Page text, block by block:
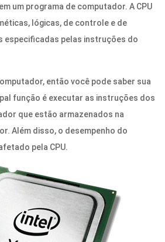
um programa de computador. A CPU
lógicas, de controle e de
especificadas pelas instruções do
então você pode saber sua
função é executar as instruções dos
que estão armazenados na
Além disso, o desempenho do
pela CPU.